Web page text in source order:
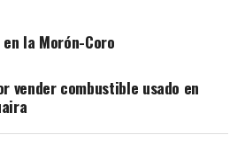
la Morón-Coro
vender combustible usado en